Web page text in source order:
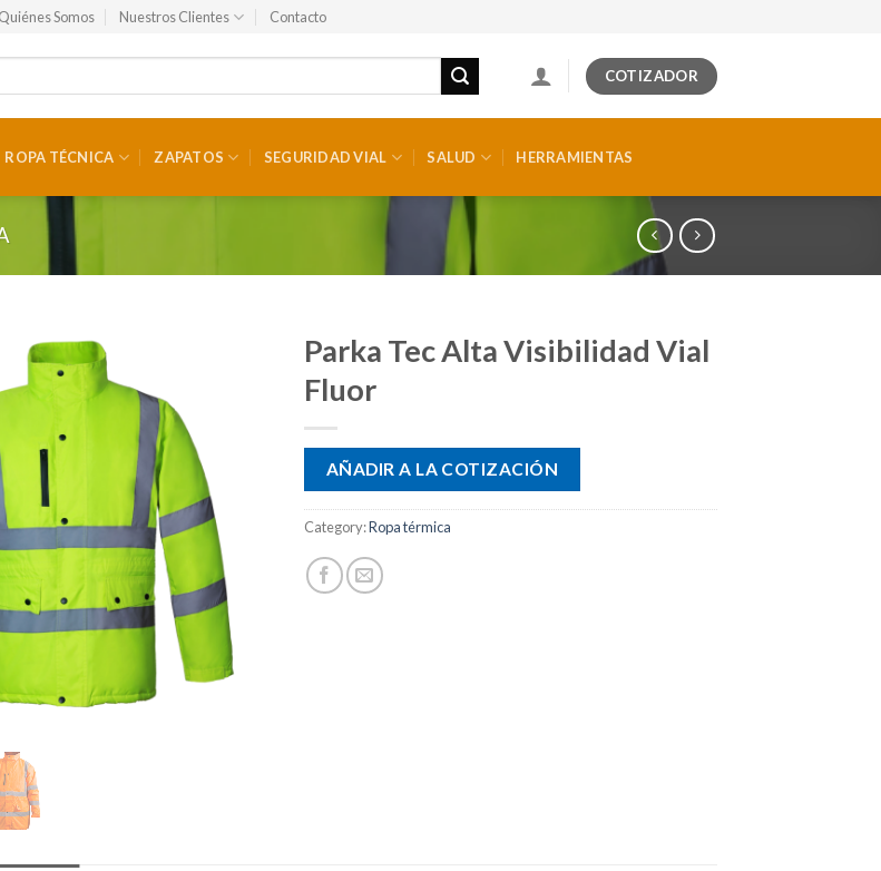
Quiénes Somos Nuestros Clientes Contacto
COTIZADOR
ROPA TÉCNICA ZAPATOS SEGURIDAD VIAL SALUD HERRAMIENTAS
Parka Tec Alta Visibilidad Vial
Fluor
AÑADIR A LA COTIZACIÓN
Category:Ropa térmica